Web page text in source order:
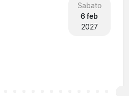
Sabato
6 feb
2027